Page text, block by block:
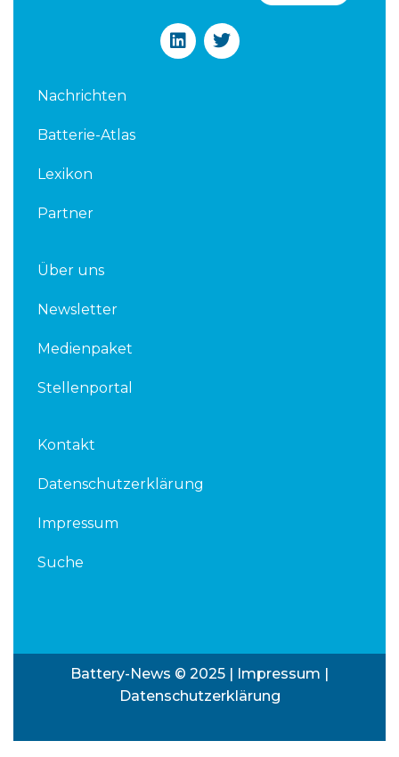
L
i
T
w
Nachrichten
Batterie-Atlas
Lexikon
Partner
Über uns
Newsletter
Medienpaket
Stellenportal
Kontakt
Datenschutzerklärung
Impressum
Suche
Battery-News © 2025 | Impressum |
Datenschutzerklärung